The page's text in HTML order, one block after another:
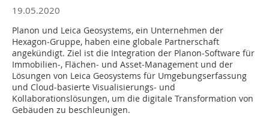
19.05.2020
Planon und Leica Geosystems, ein Unternehmen der
Hexagon‐Gruppe, haben eine globale Partnerschaft
angekündigt. Ziel ist die Integration der Planon‐Software für
Immobilien‐, Flächen‐ und Asset‐Management und der
Lösungen von Leica Geosystems für Umgebungserfassung
und Cloud‐basierte Visualisierungs‐ und
Kollaborationslösungen, um die digitale Transformation von
Gebäuden zu beschleunigen.